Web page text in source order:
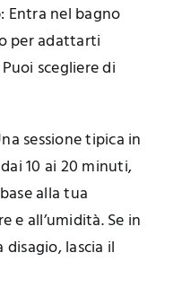
: Entra nel bagno
per adattarti
scegliere di
sessione tipica in
10 ai 20 minuti,
alla tua
e all’umidità. Se in
lascia il